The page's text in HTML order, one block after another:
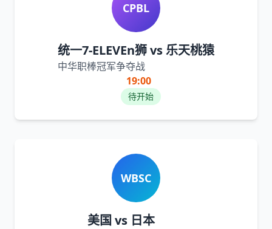
CPBL
统一7-ELEVEn狮 vs 乐天桃猿
中华职棒冠军争夺战
19:00
待开始
WBSC
美国 vs 日本